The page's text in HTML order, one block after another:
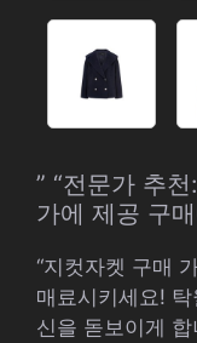
” “전문가 추
가에 제공 구
“지컷자켓 구매
매료시키세요!
신을 돋보이게 합